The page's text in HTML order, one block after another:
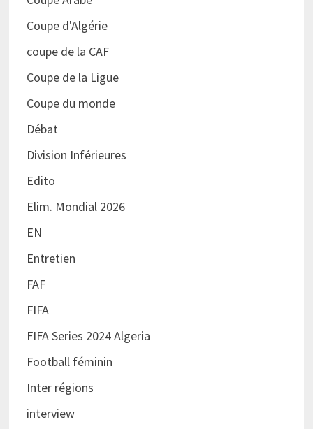
Coupe d'Algérie
coupe de la CAF
Coupe de la Ligue
Coupe du monde
Débat
Division Inférieures
Edito
Elim. Mondial 2026
EN
Entretien
FAF
FIFA
FIFA Series 2024 Algeria
Football féminin
Inter régions
interview